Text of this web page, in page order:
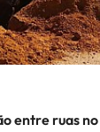
entre ruas